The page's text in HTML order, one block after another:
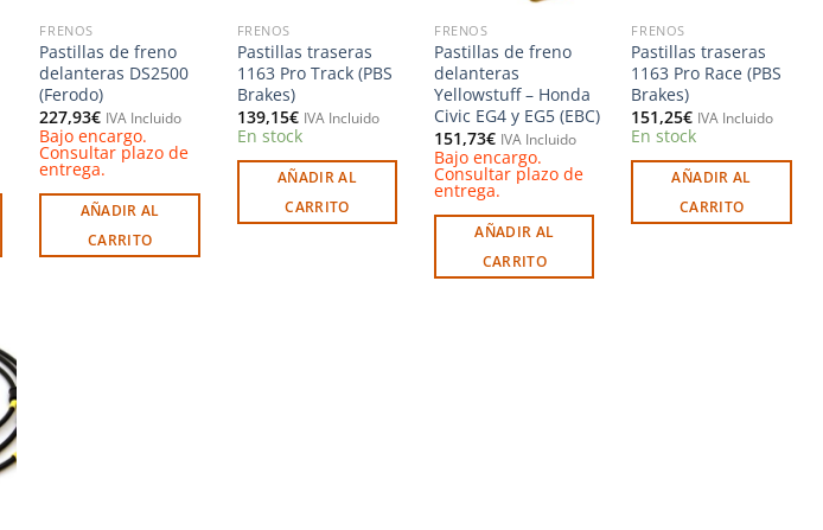
FRENOS
Pastillas de freno
delanteras DS2500
(Ferodo)
227,93€ IVA Incluido
Bajo encargo.
Consultar plazo de
entrega.
AÑADIR AL
CARRITO
FRENOS
Pastillas traseras
1163 Pro Track (PBS
Brakes)
139,15€ IVA Incluido
En stock
AÑADIR AL
CARRITO
FRENOS
Pastillas de freno
delanteras
Yellowstuff – Honda
Civic EG4 y EG5 (EBC)
151,73€ IVA Incluido
Bajo encargo.
Consultar plazo de
entrega.
AÑADIR AL
CARRITO
FRENOS
Pastillas traseras
1163 Pro Race (PBS
Brakes)
151,25€ IVA Incluido
En stock
AÑADIR AL
CARRITO